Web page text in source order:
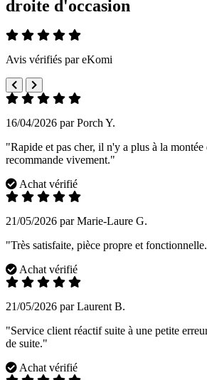
droite d'occasion
Avis vérifiés par eKomi
16/04/2026 par Porch Y.
"Rapide et pas cher, il n'y a plus à la montée
recommande vivement."
Achat vérifié
21/05/2026 par Marie-Laure G.
"Très satisfaite, pièce propre et
Achat vérifié
21/05/2026 par Laurent B.
"Service client réactif suite à une petite
de suite."
Achat vérifié